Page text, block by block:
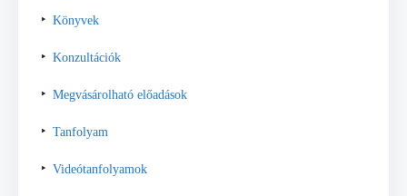
Könyvek
Konzultációk
Megvásárolható előadások
Tanfolyam
Videótanfolyamok